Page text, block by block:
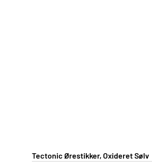
Tectonic Ørestikker, Oxideret Sølv